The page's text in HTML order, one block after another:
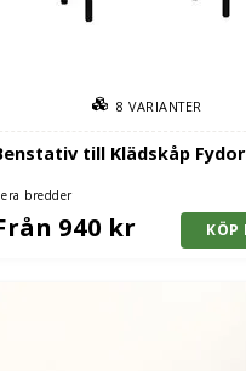
till Klädskåp Fydor
bredder
8VARIANTER
940 kr